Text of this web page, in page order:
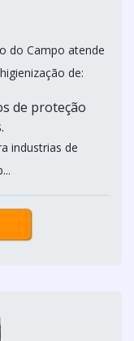
do Campo atende
de:
de proteção
industrias de